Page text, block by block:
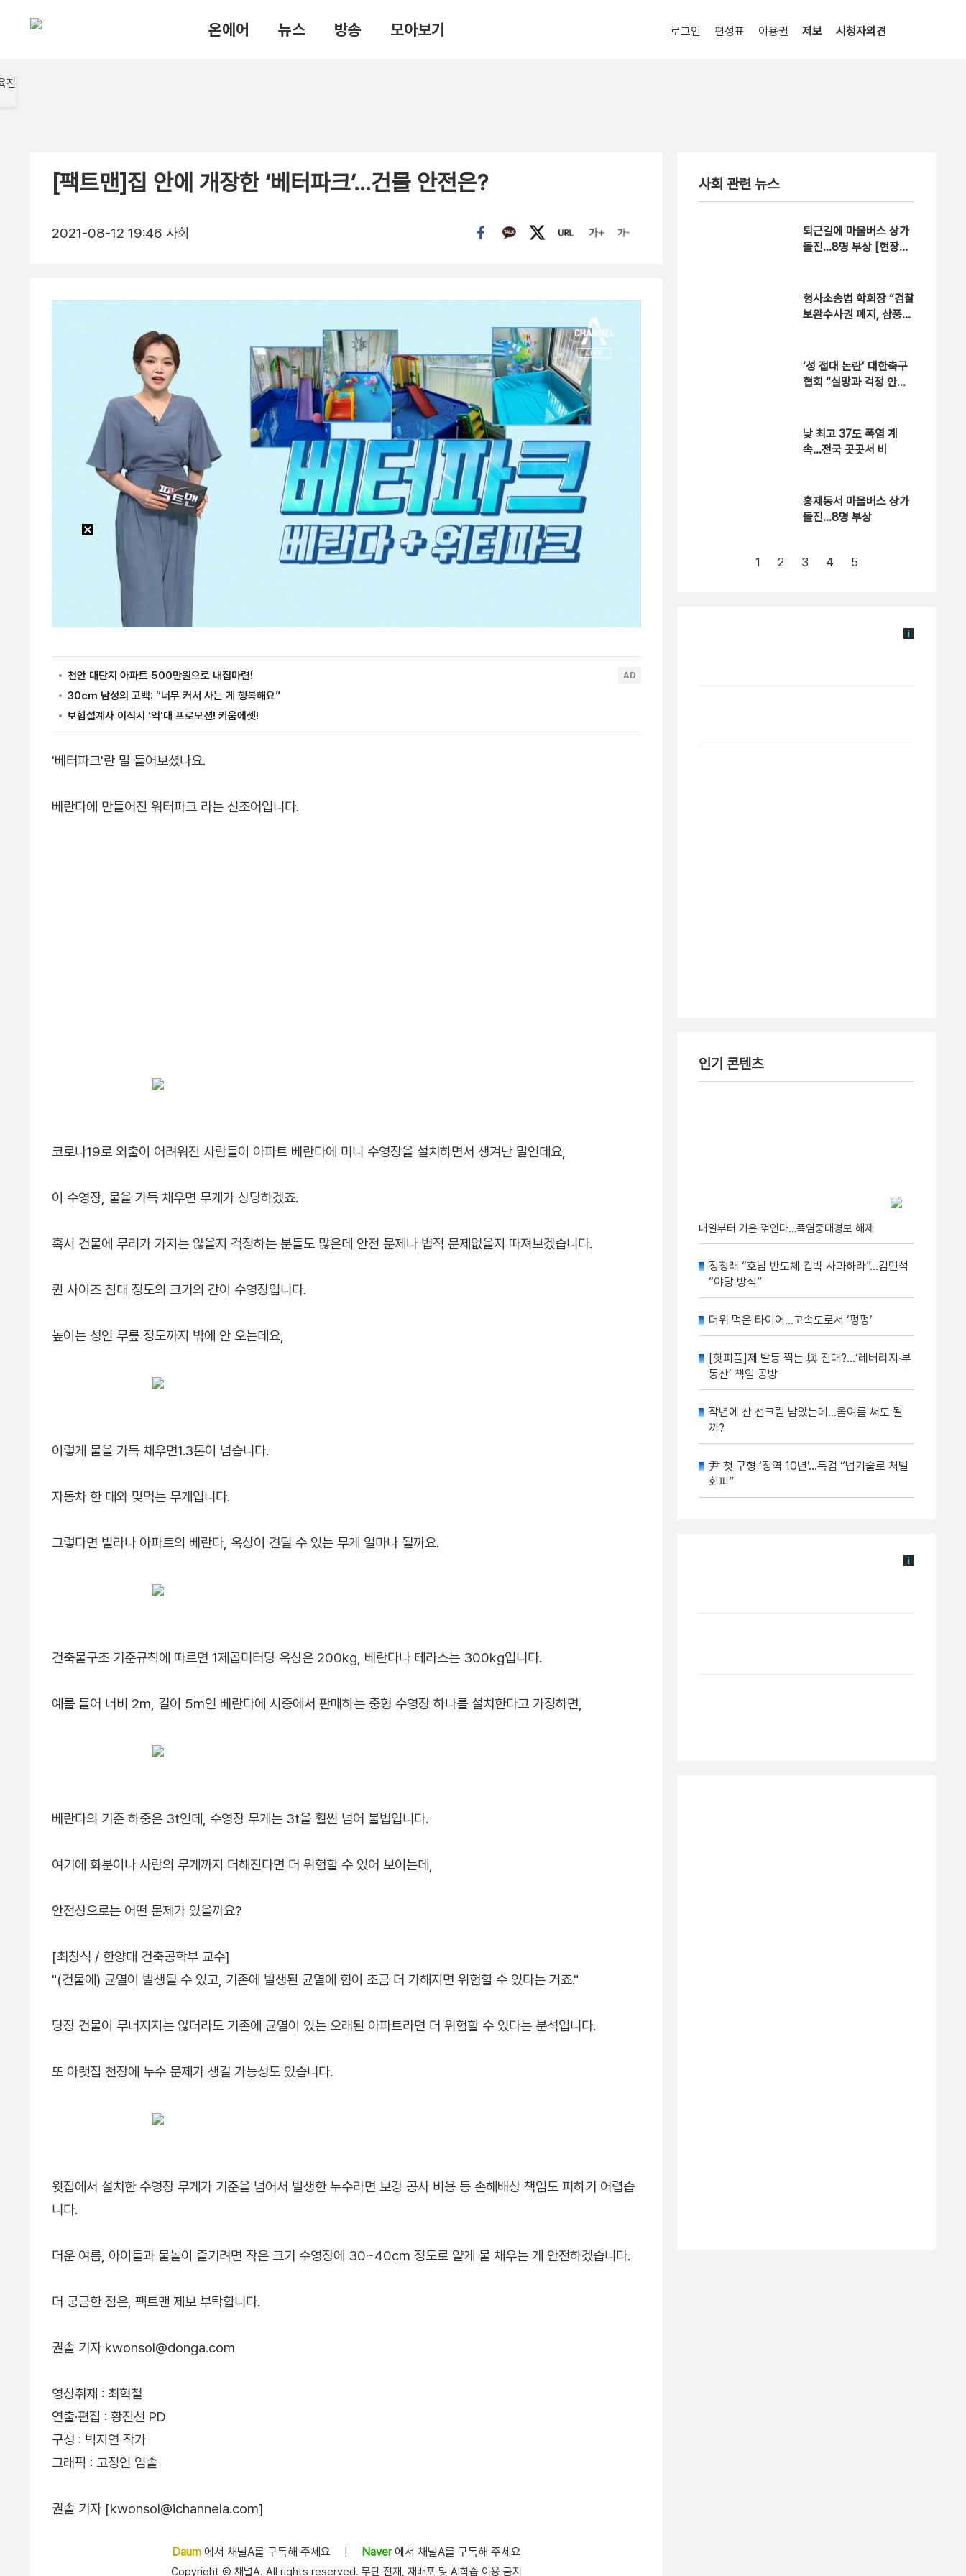
온에어 뉴스 방송 모아보기 로그인 편성표 이용권 제보 시청자의견
[팩트맨]집 안에 개장한 ‘베터파크’…건물 안전은?
2021-08-12 19:46 사회
'베터파크'란 말 들어보셨나요.
베란다에 만들어진 워터파크 라는 신조어입니다.
코로나19로 외출이 어려워진 사람들이 아파트 베란다에 미니 수영장을 설치하면서 생겨난 말인데요,
이 수영장, 물을 가득 채우면 무게가 상당하겠죠.
혹시 건물에 무리가 가지는 않을지 걱정하는 분들도 많은데 안전 문제나 법적 문제없을지 따져보겠습니다.
퀸 사이즈 침대 정도의 크기의 간이 수영장입니다.
높이는 성인 무릎 정도까지 밖에 안 오는데요,
이렇게 물을 가득 채우면1.3톤이 넘습니다.
자동차 한 대와 맞먹는 무게입니다.
그렇다면 빌라나 아파트의 베란다, 옥상이 견딜 수 있는 무게 얼마나 될까요.
건축물구조 기준규칙에 따르면 1제곱미터당 옥상은 200kg, 베란다나 테라스는 300kg입니다.
예를 들어 너비 2m, 길이 5m인 베란다에 시중에서 판매하는 중형 수영장 하나를 설치한다고 가정하면,
베란다의 기준 하중은 3t인데, 수영장 무게는 3t을 훨씬 넘어 불법입니다.
여기에 화분이나 사람의 무게까지 더해진다면 더 위험할 수 있어 보이는데,
안전상으로는 어떤 문제가 있을까요?
[최창식 / 한양대 건축공학부 교수]
"(건물에) 균열이 발생될 수 있고, 기존에 발생된 균열에 힘이 조금 더 가해지면 위험할 수 있다는 거죠."
당장 건물이 무너지지는 않더라도 기존에 균열이 있는 오래된 아파트라면 더 위험할 수 있다는 분석입니다.
또 아랫집 천장에 누수 문제가 생길 가능성도 있습니다.
윗집에서 설치한 수영장 무게가 기준을 넘어서 발생한 누수라면 보강 공사 비용 등 손해배상 책임도 피하기 어렵습
니다.
더운 여름, 아이들과 물놀이 즐기려면 작은 크기 수영장에 30~40cm 정도로 얕게 물 채우는 게 안전하겠습니다.
더 궁금한 점은, 팩트맨 제보 부탁합니다.
권솔 기자 kwonsol@donga.com
영상취재 : 최혁철
연출·편집 : 황진선 PD
구성 : 박지연 작가
그래픽 : 고정인 임솔
권솔 기자 [kwonsol@ichannela.com]
Daum 에서 채널A를 구독해 주세요 Naver에서 채널A를 구독해 주세요
Copyright Ⓒ 채널A. All rights reserved. 무단 전재, 재배포 및 AI학습 이용 금지
사회 관련 뉴스
퇴근길에 마을버스 상가
돌진…8명 부상 [현장영
형사소송법 학회장 “검찰
보완수사권 폐지, 삼풍
‘성 접대 논란’ 대한축구
협회 “실망과 걱정 안겨
낮 최고 37도 폭염 계
속…전국 곳곳서 비
홍제동서 마을버스 상가
돌진…8명 부상
1 2 3 4 5
인기 콘텐츠
내일부터 기온 꺾인다…폭염중대경보 해제
정청래 “호남 반도체 겁박 사과하라”…김민석
“야당 방식”
더위 먹은 타이어…고속도로서 ‘펑펑’
[핫피플]제 발등 찍는 與 전대?…‘레버리지·부
동산’ 책임 공방
작년에 산 선크림 남았는데…올여름 써도 될
까?
尹 첫 구형 ‘징역 10년’…특검 “법기술로 처벌
회피”